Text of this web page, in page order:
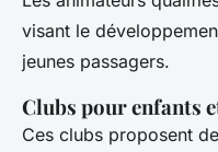
visant le
jeunes passagers.
Clubs pour enfants
Ces clubs proposent